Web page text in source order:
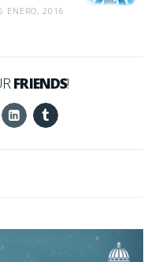
ENERO, 2016
FRIENDS!